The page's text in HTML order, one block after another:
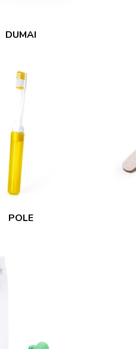
DUMAI
POLE